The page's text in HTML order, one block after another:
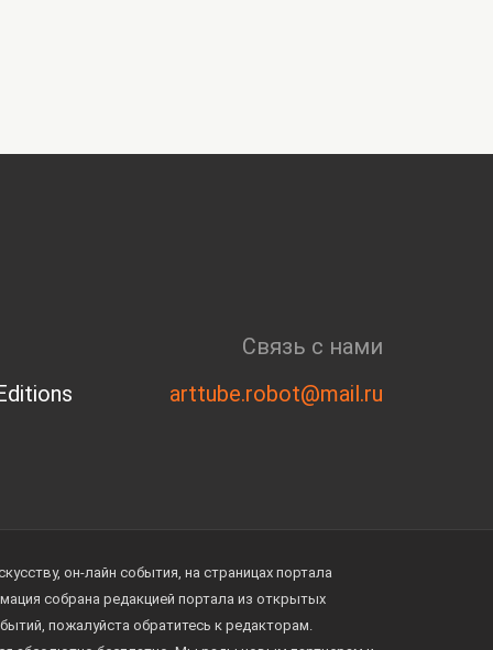
Связь с нами
arttube.robot@mail.ru
он-лайн события, на страницах портала
собрана редакцией портала из открытых
пожалуйста обратитесь к редакторам.